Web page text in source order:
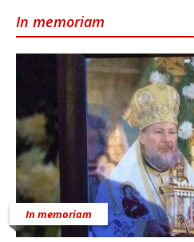
In memoriam
In memoriam